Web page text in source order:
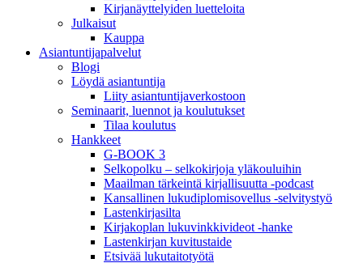
Kirjanäyttelyiden luetteloita
Julkaisut
Kauppa
Asiantuntija­palvelut
Blogi
Löydä asiantuntija
Liity asiantuntijaverkostoon
Seminaarit, luennot ja koulutukset
Tilaa koulutus
Hankkeet
G-BOOK 3
Selkopolku – selkokirjoja yläkouluihin
Maailman tärkeintä kirjallisuutta -podcast
Kansallinen lukudiplomisovellus -selvitystyö
Lastenkirjasilta
Kirjakoplan lukuvinkkivideot -hanke
Lastenkirjan kuvitustaide
Etsivää lukutaitotyötä